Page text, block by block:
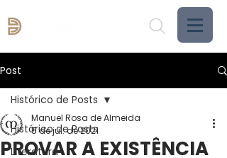
Post
Histórico de Posts
Literatura
Histórico de Posts
PROVAR A EXISTÊNCIA
Manuel Rosa de Almeida
5 de jul. de 2021